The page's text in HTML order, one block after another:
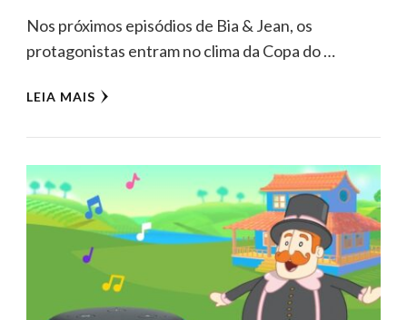
Nos próximos episódios de Bia & Jean, os
protagonistas entram no clima da Copa do …
LEIA MAIS